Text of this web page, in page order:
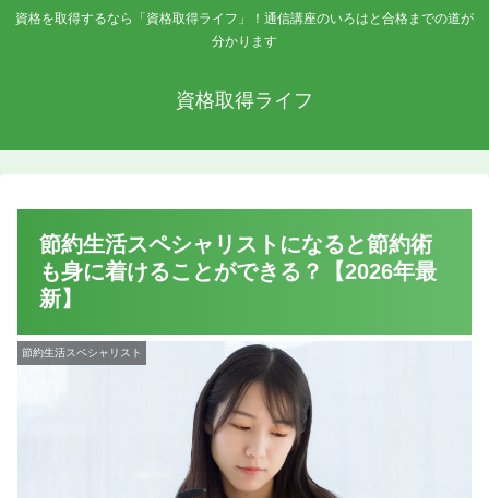
資格を取得するなら「資格取得ライフ」！通信講座のいろはと合格までの道が
分かります
資格取得ライフ
節約生活スペシャリストになると節約術
も身に着けることができる？【2026年最
新】
節約生活スペシャリスト